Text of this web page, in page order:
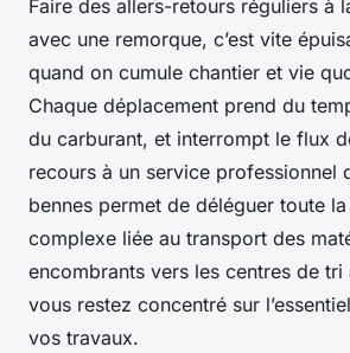
Faire des allers-retours réguliers à
avec une remorque, c’est vite
quand on cumule chantier et vie
Chaque déplacement prend du
du carburant, et interrompt le flux
recours à un service professionnel
bennes permet de déléguer toute
complexe liée au transport des
encombrants vers les centres de
vous restez concentré sur
vos travaux.